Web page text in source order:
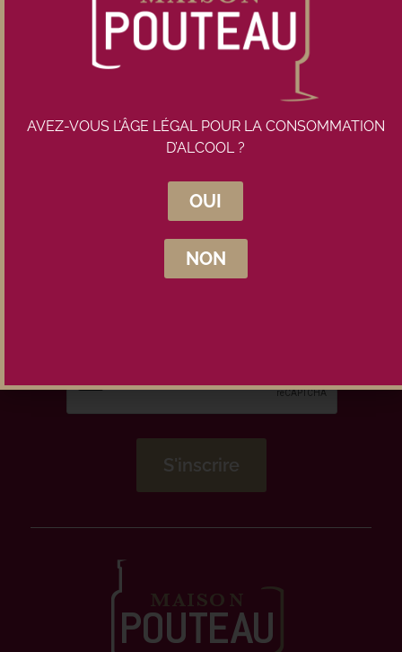
Inscrivez-vous à la newsletter
Maison Pouteau
AVEZ-VOUS L’ÂGE LÉGAL POUR LA CONSOMMATION
D’ALCOOL ?
OUI
NON